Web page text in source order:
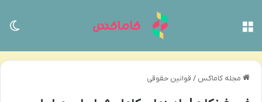
مجله کاماکس / قوانین حقوقی